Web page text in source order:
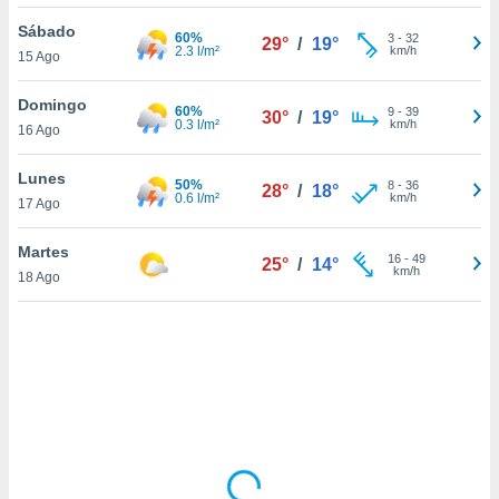
sitio
En
sean
el sitio
ni para
o
Sábado
15 Ago
60%
2.3 l/m²
29° / 19° 3- 32
km/h
Domingo
16 Ago
60%
0.3 l/m²
30° / 19° 9- 39
km/h
Lunes
17 Ago
50%
0.6 l/m²
28° / 18° 8- 36
km/h
Martes
18 Ago
25° / 14° 16- 49
km/h